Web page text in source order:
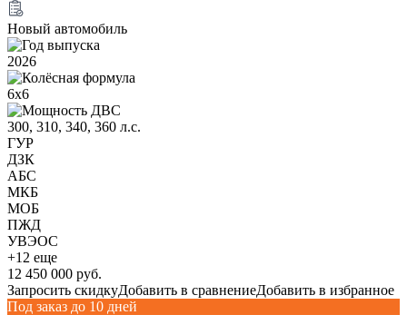
Новый автомобиль
2026
6х6
300, 310, 340, 360 л.с.
ГУР
ДЗК
АБС
МКБ
МОБ
ПЖД
УВЭОС
+12 еще
12 450 000 руб.
Запросить скидкуДобавить в сравнениеДобавить в избранное
Под заказ до 10 дней